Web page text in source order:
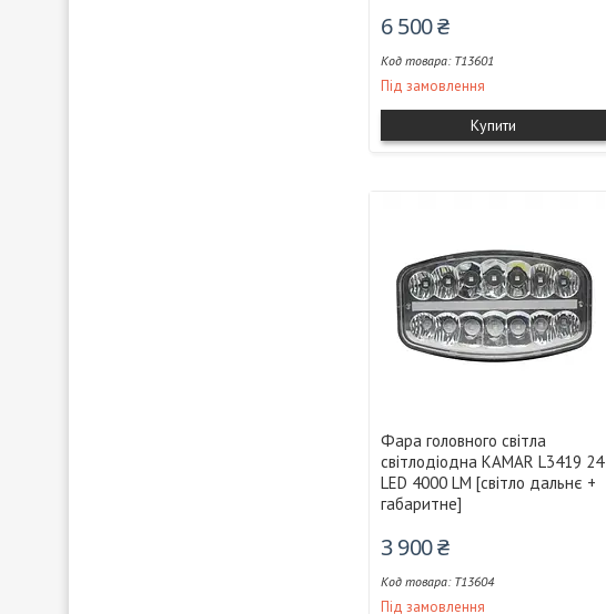
6 500 ₴
T13601
Під замовлення
Купити
Фара головного світла
світлодіодна KAMAR L3419 24
LED 4000 LM [світло дальнє +
габаритне]
3 900 ₴
T13604
Під замовлення